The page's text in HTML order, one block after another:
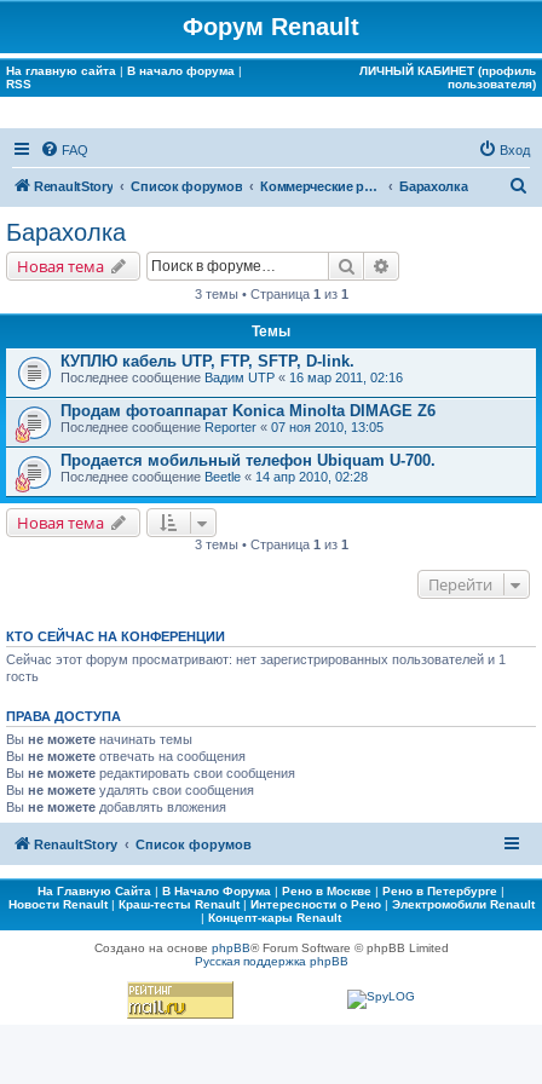
Форум Renault
На главную сайта | В начало форума |
RSS
ЛИЧНЫЙ КАБИНЕТ (профиль
пользователя)
FAQ Вход
RenaultStory Список форумов Коммерческие разделы Барахолка
Барахолка
Новая тема Поиск
3 темы • Страница 1 из 1
Темы
КУПЛЮ кабель UTP, FTP, SFTP, D-link.
Последнее сообщение Вадим UTP « 16 мар 2011, 02:16
Продам фотоаппарат Konica Minolta DIMAGE Z6
Последнее сообщение Reporter « 07 ноя 2010, 13:05
Продается мобильный телефон Ubiquam U-700.
Последнее сообщение Beetle « 14 апр 2010, 02:28
Новая тема
3 темы • Страница 1 из 1
Перейти
КТО СЕЙЧАС НА КОНФЕРЕНЦИИ
Сейчас этот форум просматривают: нет зарегистрированных пользователей и 1
гость
ПРАВА ДОСТУПА
Вы не можете начинать темы
Вы не можете отвечать на сообщения
Вы не можете редактировать свои сообщения
Вы не можете удалять свои сообщения
Вы не можете добавлять вложения
RenaultStory Список форумов
На Главную Сайта | В Начало Форума | Рено в Москве | Рено в Петербурге |
Новости Renault| Краш-тесты Renault| Интересности о Рено| Электромобили Renault
| Концепт-кары Renault
Создано на основе phpBB® Forum Software © phpBB Limited
Русская поддержка phpBB